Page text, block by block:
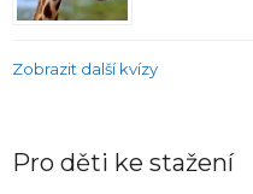
Zobrazit další kvízy
Pro děti ke stažení